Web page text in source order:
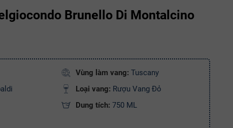
Brunello Di Montalcino
Vùng làm vang: Tuscany
Loại vang: Rượu Vang Đỏ
Dung tích: 750 ML